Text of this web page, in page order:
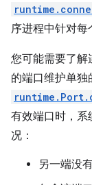
序进程中针对每
您可能需要了解
的端口维护单
有效端口时，系
况：
另一端没